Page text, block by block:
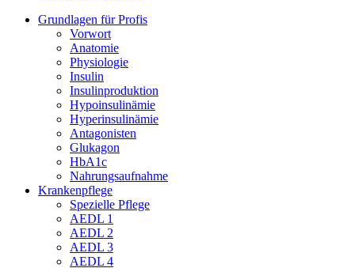
Grundlagen für Profis
Vorwort
Anatomie
Physiologie
Insulin
Insulinproduktion
Hypoinsulinämie
Hyperinsulinämie
Antagonisten
Glukagon
HbA1c
Nahrungsaufnahme
Krankenpflege
Spezielle Pflege
AEDL 1
AEDL 2
AEDL 3
AEDL 4